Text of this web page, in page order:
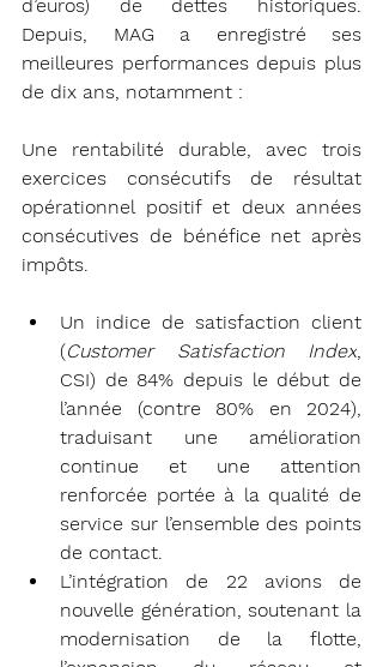
d’euros) de dettes historiques.
Depuis, MAG a enregistré ses
meilleures performances depuis plus
de dix ans, notamment :
Une rentabilité durable, avec trois
exercices consécutifs de résultat
opérationnel positif et deux années
consécutives de bénéfice net après
impôts.
Un indice de satisfaction client
(Customer Satisfaction Index,
CSI) de 84% depuis le début de
l’année (contre 80% en 2024),
traduisant une amélioration
continue et une attention
renforcée portée à la qualité de
service sur l’ensemble des points
de contact.
L’intégration de 22 avions de
nouvelle génération, soutenant la
modernisation de la flotte,